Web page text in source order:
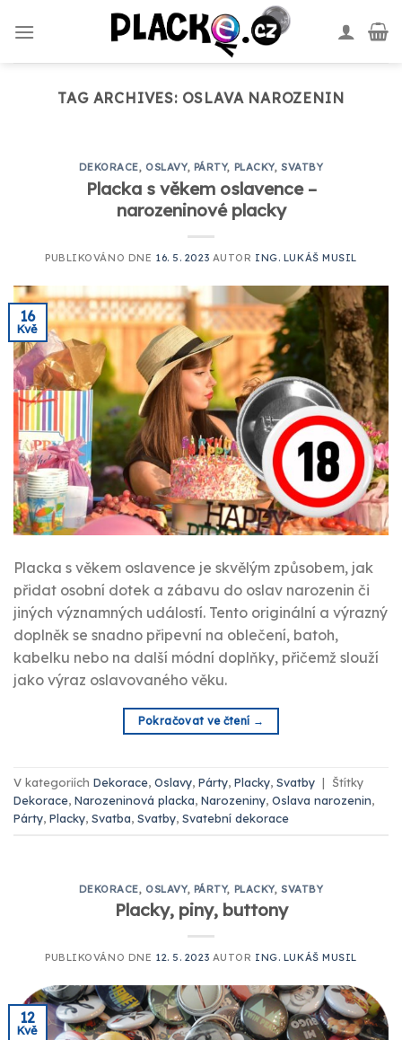
TAG ARCHIVES: OSLAVA NAROZENIN
DEKORACE,OSLAVY, PÁRTY, PLACKY,SVATBY
Placka s věkem oslavence –
narozeninové placky
PUBLIKOVÁNO DNE 16. 5. 2023 AUTOR ING. LUKÁŠ MUSIL
16
Kvě
Placka s věkem oslavence je skvělým způsobem, jak
přidat osobní dotek a zábavu do oslav narozenin či
jiných významných událostí. Tento originální a výrazný
doplněk se snadno připevní na oblečení, batoh,
kabelku nebo na další módní doplňky, přičemž slouží
jako výraz oslavovaného věku.
Pokračovat ve čtení →
V kategoriích Dekorace, Oslavy, Párty, Placky, Svatby |
Štítky
Dekorace, Narozeninová placka, Narozeniny, Oslava narozenin,
Párty, Placky, Svatba, Svatby, Svatební dekorace
DEKORACE,OSLAVY, PÁRTY, PLACKY,SVATBY
Placky, piny, buttony
PUBLIKOVÁNO DNE 12. 5. 2023 AUTOR ING. LUKÁŠ MUSIL
12
Kvě